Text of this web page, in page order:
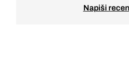
Napiši